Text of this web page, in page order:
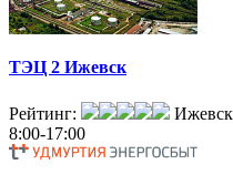
ТЭЦ 2 Ижевск
Рейтинг:
8:00-17:00